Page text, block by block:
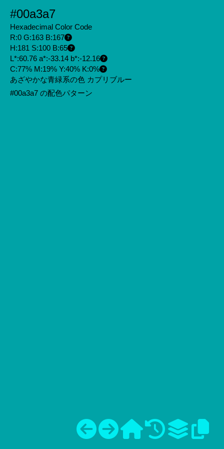
#00a3a7
Hexadecimal Color Code
R:0 G:163 B:167
H:181 S:100 B:65
L*:60.76 a*:-33.14 b*:-12.16
C:77% M:19% Y:40% K:0%
あざやかな青緑系の色 カプリブルー
#00a3a7 の配色パターン